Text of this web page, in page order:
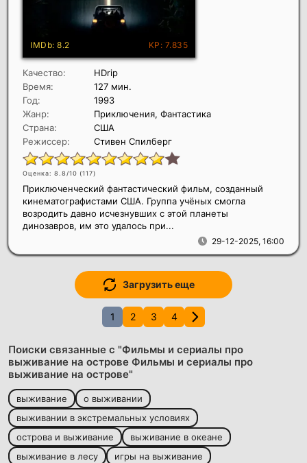
Качество:
HDrip
Время:
127 мин.
Год:
1993
Жанр:
Приключения, Фантастика
Страна:
США
Режиссер:
Стивен Спилберг
Оценка: 8.8/10 (117)
29-12-2025, 16:00
Приключенческий фантастический фильм, созданный
кинематографистами США. Группа учёных смогла
возродить давно исчезнувших с этой планеты
динозавров, им это удалось при...
Загрузить еще
1 2 3 4
Поиски связанные с "Фильмы и сериалы про
выживание на острове Фильмы и сериалы про
выживание на острове"
выживание
о выживании
выживании в экстремальных условиях
острова и выживание
выживание в океане
выживание в лесу
игры на выживание